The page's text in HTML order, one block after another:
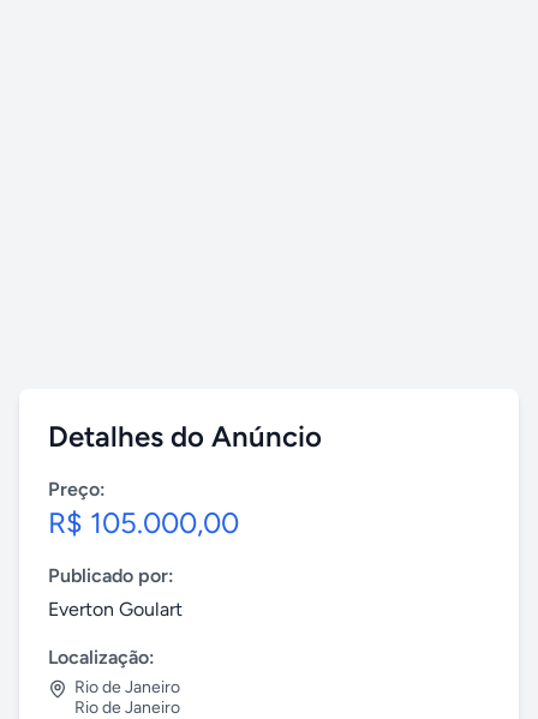
Detalhes do Anúncio
Preço:
R$ 105.000,00
Publicado por:
Everton Goulart
Localização:
Rio de Janeiro
Rio de Janeiro